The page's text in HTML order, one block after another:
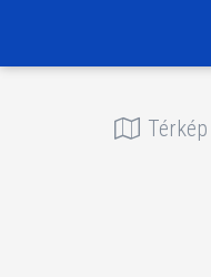
Térkép